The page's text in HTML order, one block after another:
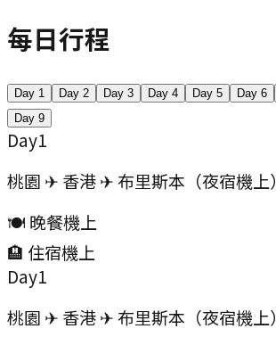
每日行程
Day 1 Day 2 Day 3 Day 4 Day 5 Day 6
Day 9
Day1
桃園 ✈ 香港 ✈ 布里斯本（夜宿機上）
🍽️ 晚餐機上
🏨 住宿機上
Day1
桃園 ✈ 香港 ✈ 布里斯本（夜宿機上）